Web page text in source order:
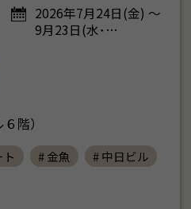
2026年7月24日(金) ～
9月23日(水･…
階）
# 金魚
# 中日ビル